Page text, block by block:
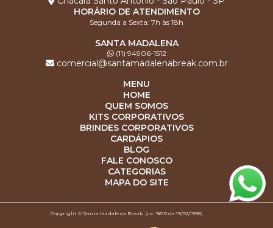
HORÁRIO DE ATENDIMENTO
Segunda a Sexta: 7h às 18h
SANTA MADALENA
(11) 94906-1512
comercial@santamadalenabreak.com.br
MENU
HOME
QUEM SOMOS
KITS CORPORATIVOS
BRINDES CORPORATIVOS
CARDÁPIOS
BLOG
FALE CONOSCO
CATEGORIAS
MAPA DO SITE
Copyright © Santa Madalena Break. (Lei 9610 de 19/02/1998)